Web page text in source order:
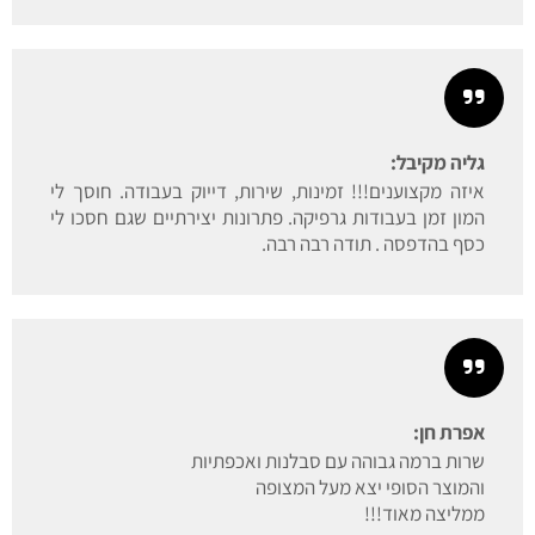
גליה מקיבל:
איזה מקצוענים!!! זמינות, שירות, דייוק בעבודה. חוסך לי
המון זמן בעבודות גרפיקה. פתרונות יצירתיים שגם חסכו לי
כסף בהדפסה . תודה רבה רבה.
אפרת חן:
שרות ברמה גבוהה עם סבלנות ואכפתיות
והמוצר הסופי יצא מעל המצופה
ממליצה מאוד!!!